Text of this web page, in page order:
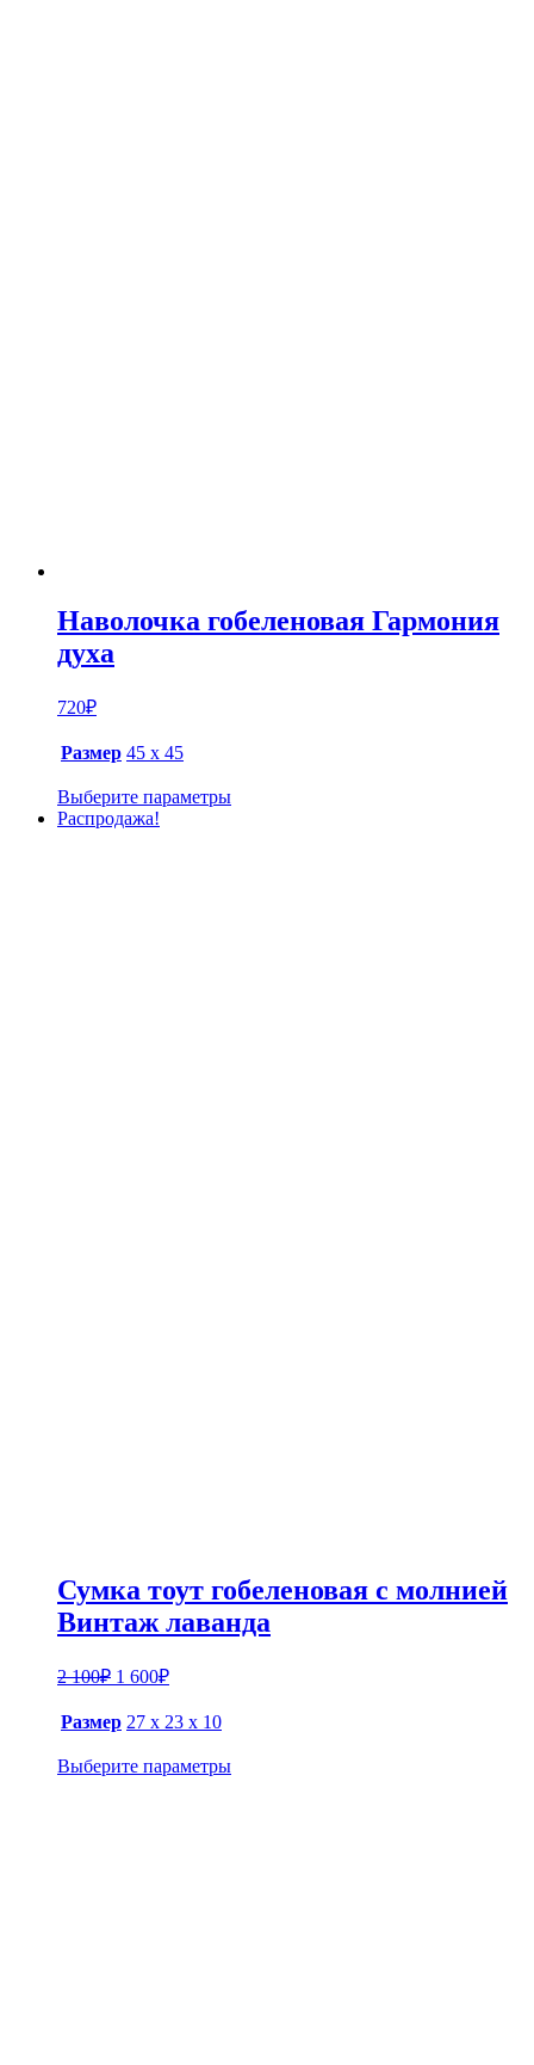
Наволочка гобеленовая Гармония
духа
720₽
Размер 45 х 45
Выберите параметры
Распродажа!
Сумка тоут гобеленовая с молнией
Винтаж лаванда
2 100₽ Первоначальная
составляла
2
100₽.
1 600₽Текущая
1
Размер 27 х 23 х 10
Выберите параметры